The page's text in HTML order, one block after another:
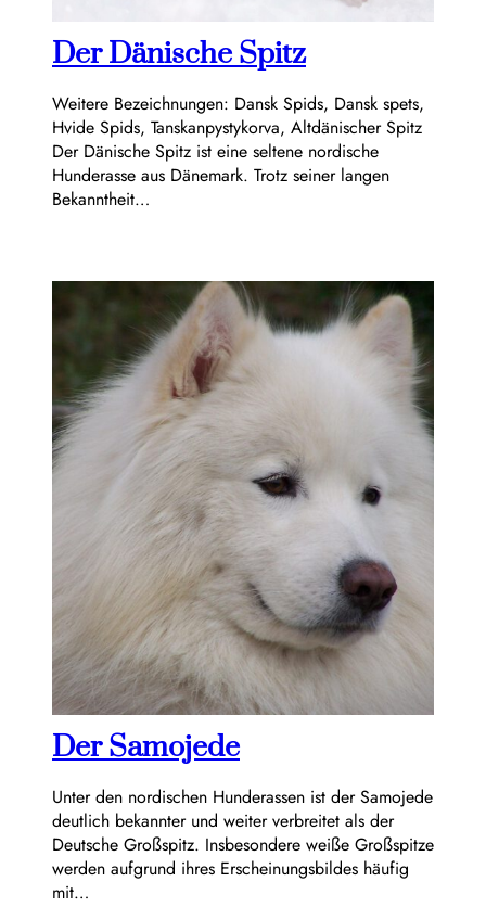
Der Dänische Spitz
Weitere Bezeichnungen: Dansk Spids, Dansk spets,
Hvide Spids, Tanskanpystykorva, Altdänischer Spitz
Der Dänische Spitz ist eine seltene nordische
Hunderasse aus Dänemark. Trotz seiner langen
Bekanntheit…
Der Samojede
Unter den nordischen Hunderassen ist der Samojede
deutlich bekannter und weiter verbreitet als der
Deutsche Großspitz. Insbesondere weiße Großspitze
werden aufgrund ihres Erscheinungsbildes häufig
mit…